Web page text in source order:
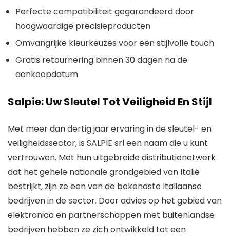
Perfecte compatibiliteit gegarandeerd door
hoogwaardige precisieproducten
Omvangrijke kleurkeuzes voor een stijlvolle touch
Gratis retournering binnen 30 dagen na de
aankoopdatum
Salpie: Uw Sleutel Tot Veiligheid En Stijl
Met meer dan dertig jaar ervaring in de sleutel- en
veiligheidssector, is SALPIE srl een naam die u kunt
vertrouwen. Met hun uitgebreide distributienetwerk
dat het gehele nationale grondgebied van Italië
bestrijkt, zijn ze een van de bekendste Italiaanse
bedrijven in de sector. Door advies op het gebied van
elektronica en partnerschappen met buitenlandse
bedrijven hebben ze zich ontwikkeld tot een